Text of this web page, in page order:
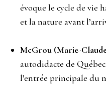
évoque le cycle de vie
et la nature avant
McGrou (Marie-
autodidacte de
l’entrée principale du